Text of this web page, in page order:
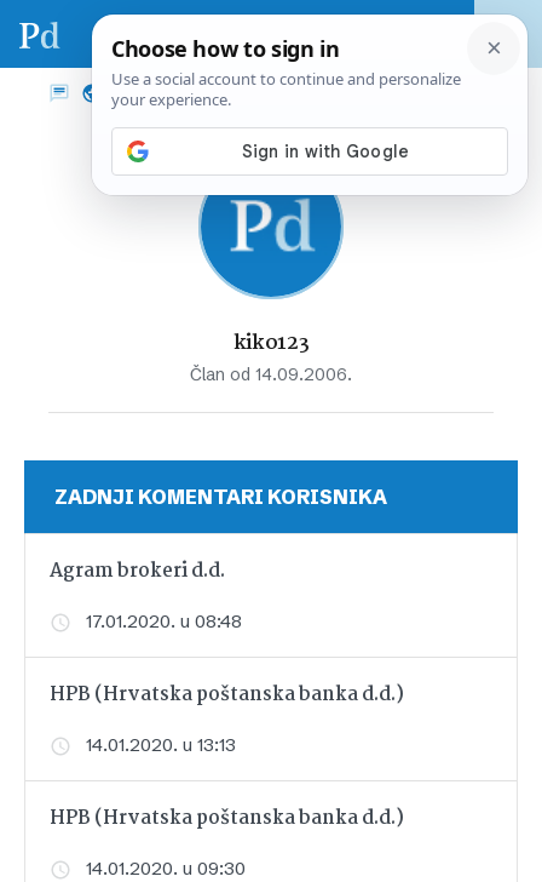
kiko123
Član od 14.09.2006.
ZADNJI KOMENTARI KORISNIKA
Agram brokeri d.d.
17.01.2020. u 08:48
HPB (Hrvatska poštanska banka d.d.)
14.01.2020. u 13:13
HPB (Hrvatska poštanska banka d.d.)
14.01.2020. u 09:30